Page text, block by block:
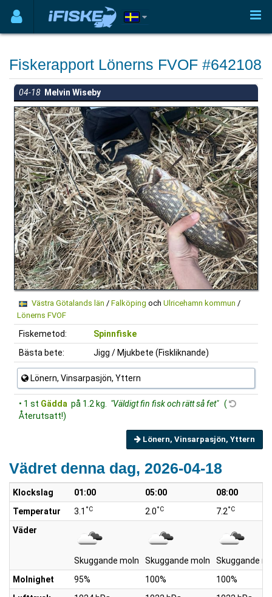
Fiskerapport Lönerns FVOF #642108
04-18 Melvin Wiseby
Västra Götalands län / Falköping och Ulricehamn kommun /
Lönerns FVOF
Fiskemetod:
Spinnfiske
Bästa bete:
Jigg / Mjukbete (Fiskliknande)
Lönern, Vinsarpasjön, Yttern
• 1 st Gädda på 1.2 kg. "Väldigt fin fisk och rätt så fet" (
Återutsatt!)
Lönern, Vinsarpasjön, Yttern
Vädret denna dag, 2026-04-18
Klockslag 01:00 05:00
08:00
Temperatur
3.1 °C 2.0°C 7.2°C
Väder
Skuggande moln Skuggande moln
Skuggande
Molnighet
95% 100%
100%